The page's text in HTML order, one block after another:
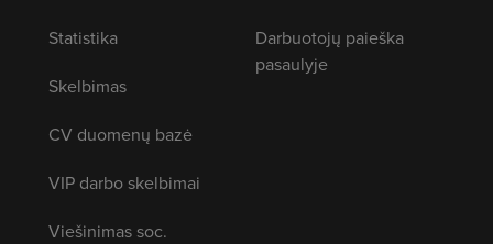
Statistika
Skelbimas
CV duomenų bazė
VIP darbo skelbimai
Viešinimas soc.
Darbuotojų paieška
pasaulyje